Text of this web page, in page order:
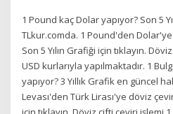
1 Pound kaç Dolar yapıyor? Son 5
TLkur.comda. 1 Pound'den
Son 5 Yılın Grafiği için tıklayın.
USD kurlarıyla yapılmaktadır. 1
yapıyor? 3 Yıllık Grafik en güncel
Levası'den Türk Lirası'ye döviz